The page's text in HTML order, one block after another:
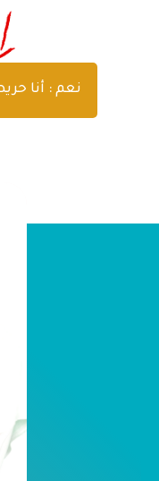
نعم : أنا